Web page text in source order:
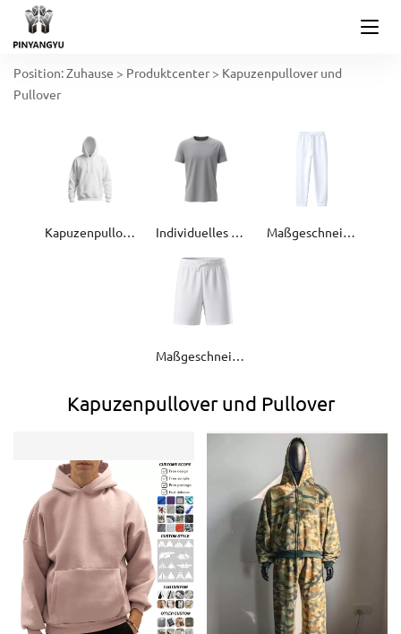
Position:Zuhause > Produktcenter > Kapuzenpullover und
Pullover
Kapuzenpullover und Pullover Individuelles T-Shirt Maßgeschneiderte Jogginghose
Maßgeschneiderte Shorts
Kapuzenpullover und Pullover